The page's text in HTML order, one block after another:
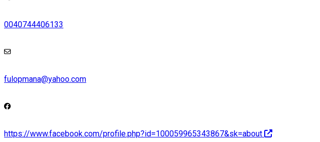
0040744406133
fulopmana@yahoo.com
https://www.facebook.com/profile.php?id=100059965343867&sk=about